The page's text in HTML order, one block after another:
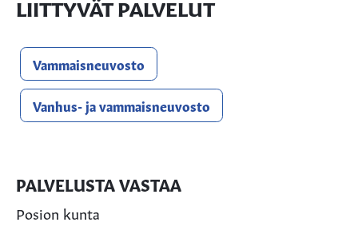
LIITTYVÄT PALVELUT
Vammaisneuvosto
Vanhus- ja vammaisneuvosto
PALVELUSTA VASTAA
Posion kunta